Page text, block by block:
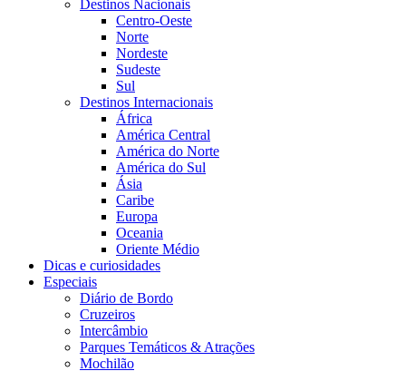
Destinos Nacionais
Centro-Oeste
Norte
Nordeste
Sudeste
Sul
Destinos Internacionais
África
América Central
América do Norte
América do Sul
Ásia
Caribe
Europa
Oceania
Oriente Médio
Dicas e curiosidades
Especiais
Diário de Bordo
Cruzeiros
Intercâmbio
Parques Temáticos & Atrações
Mochilão